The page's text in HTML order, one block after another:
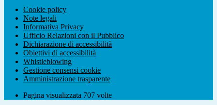
Cookie policy
Note legali
Informativa Privacy
Ufficio Relazioni con il Pubblico
Dichiarazione di accessibilità
Obiettivi di accessibilità
Whistleblowing
Gestione consensi cookie
Amministrazione trasparente
Pagina visualizzata 707 volte